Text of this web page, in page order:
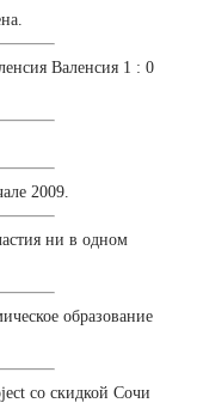
Валенсия 1 : 0
2009.
ни в одном
образование
со скидкой Сочи